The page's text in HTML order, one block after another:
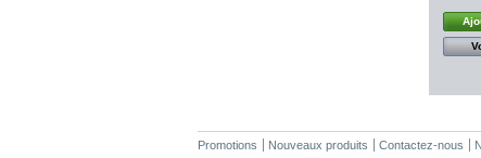
Promotions Nouveaux produits Contactez-nous